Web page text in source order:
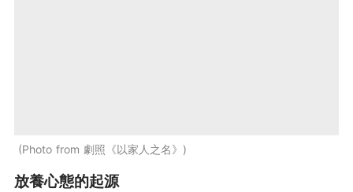
Photo from 劇照《以家人之名》
放養心態的起源